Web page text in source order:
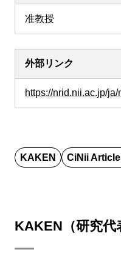
准教授
外部リンク
https://nrid.nii.ac.jp/
KAKEN（研究代
KAKEN CiNii